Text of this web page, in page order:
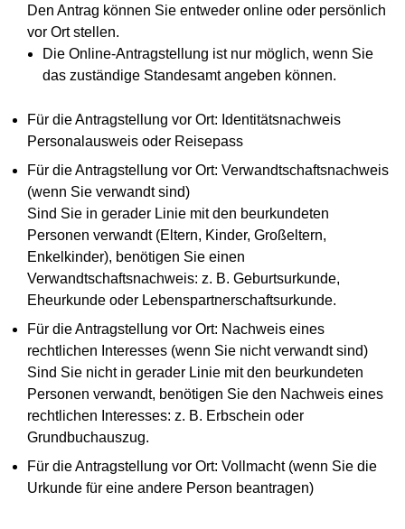
Den Antrag können Sie entweder online oder persönlich
vor Ort stellen.
Die Online-Antragstellung ist nur möglich, wenn Sie
das zuständige Standesamt angeben können.
Für die Antragstellung vor Ort: Identitätsnachweis
Personalausweis oder Reisepass
Für die Antragstellung vor Ort: Verwandtschaftsnachweis
(wenn Sie verwandt sind)
Sind Sie in gerader Linie mit den beurkundeten
Personen verwandt (Eltern, Kinder, Großeltern,
Enkelkinder), benötigen Sie einen
Verwandtschaftsnachweis: z. B. Geburtsurkunde,
Eheurkunde oder Lebenspartnerschaftsurkunde.
Für die Antragstellung vor Ort: Nachweis eines
rechtlichen Interesses (wenn Sie nicht verwandt sind)
Sind Sie nicht in gerader Linie mit den beurkundeten
Personen verwandt, benötigen Sie den Nachweis eines
rechtlichen Interesses: z. B. Erbschein oder
Grundbuchauszug.
Für die Antragstellung vor Ort: Vollmacht (wenn Sie die
Urkunde für eine andere Person beantragen)